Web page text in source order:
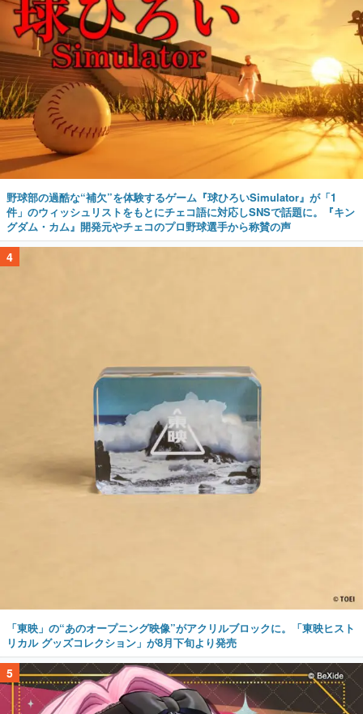
野球部の過酷な“補欠”を体験するゲーム『球ひろいSimulator』が「1
件」のウィッシュリストをもとにチェコ語に対応しSNSで話題に。『キン
グダム・カム』開発元やチェコのプロ野球選手から称賛の声
4
「東映」の“あのオープニング映像”がアクリルブロックに。「東映ヒスト
リカル グッズコレクション」が8月下旬より発売
5